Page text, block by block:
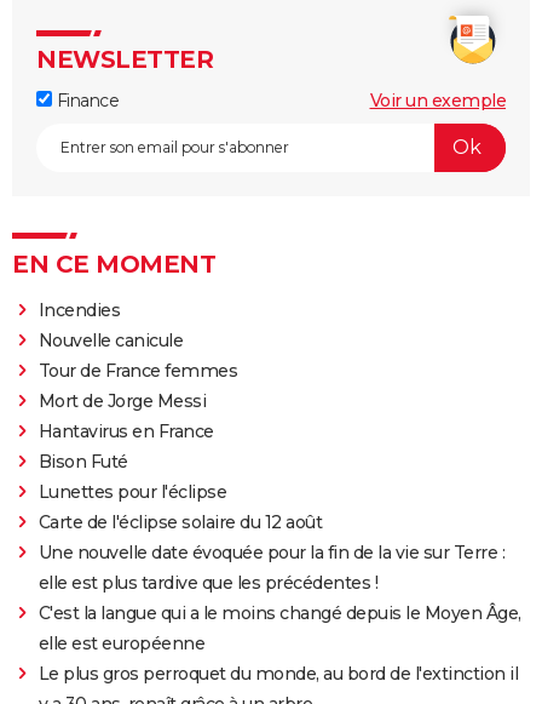
NEWSLETTER
Finance Voir un exemple
EN CE MOMENT
Incendies
Nouvelle canicule
Tour de France femmes
Mort de Jorge Messi
Hantavirus en France
Bison Futé
Lunettes pour l'éclipse
Carte de l'éclipse solaire du 12 août
Une nouvelle date évoquée pour la fin de la vie sur Terre :
elle est plus tardive que les précédentes !
C'est la langue qui a le moins changé depuis le Moyen Âge,
elle est européenne
Le plus gros perroquet du monde, au bord de l'extinction il